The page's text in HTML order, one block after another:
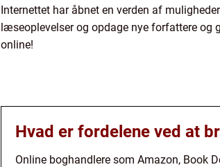
Internettet har åbnet en verden af
læseoplevelser og opdage nye forfattere og
online!
Hvad er fordelene ved at
Online boghandlere som Amazon, Book